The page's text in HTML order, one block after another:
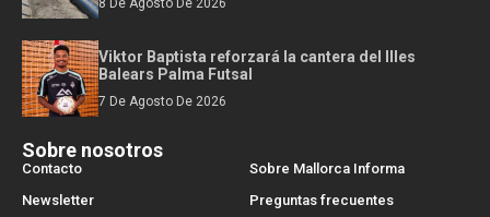
8 De Agosto De 2026
Viktor Baptista reforzará la cantera del Illes
Balears Palma Futsal
7 De Agosto De 2026
Sobre nosotros
Contacto
Sobre Mallorca Informa
Newsletter
Preguntas frecuentes